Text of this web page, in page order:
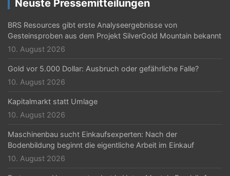
Neuste Pressemitteilungen
BRS Resources gibt erste Analyseergebnisse von
Gesteinsproben aus dem Projekt SilverGold Mountain bekannt
10. August 2026
Gold vor 5.000 Dollar: Ausbruch oder gefährliche Falle?
10. August 2026
Kapitalmarkt statt Umlage
10. August 2026
Maschinenbau sucht Einkaufsexperten: Nach der
Bodenbildung beginnt die eigentliche Arbeit im Einkauf
10. August 2026